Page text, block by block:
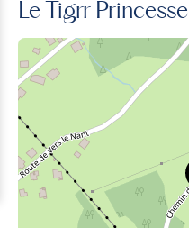
Le Tigrr Princesse